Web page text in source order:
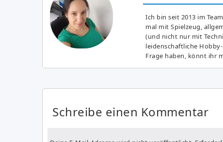
Ich bin seit 2013 im
mal mit Spielzeug,
(und nicht nur mit
leidenschaftliche
Frage haben, könnt ihr
Schreibe einen Kommentar